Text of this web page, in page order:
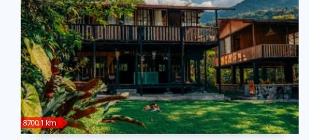
8700,1 km